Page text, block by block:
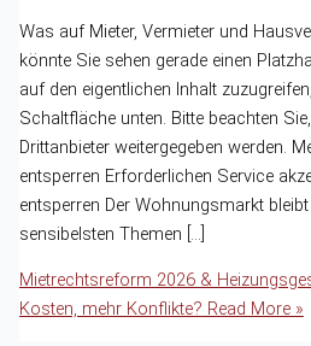
Was auf Mieter, Vermieter und
könnte Sie sehen gerade einen
auf den eigentlichen Inhalt
Schaltfläche unten. Bitte beachten
Drittanbieter weitergegeben werden.
entsperren Erforderlichen Service
entsperren Der Wohnungsmarkt
sensibelsten Themen […]
Mietrechtsreform 2026 &
Kosten, mehr Konflikte? Read More »